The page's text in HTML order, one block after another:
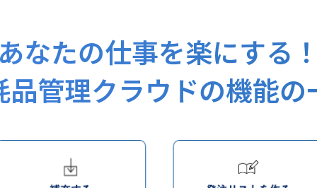
なたの仕事を楽にする
品管理クラウドの機能の